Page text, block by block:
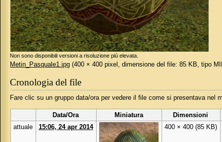
Non sono disponibili versioni a risoluzione più elevata.
Metin_Pasquale1.jpg ‎(400 × 400 pixel, dimensione del file: 85 KB, tipo
Cronologia del file
Fare clic su un gruppo data/ora per vedere il file come si presentava nel
Data/Ora Miniatura
Dimensioni
attuale
15:06, 24 apr 2014 400 × 400 (85 KB)